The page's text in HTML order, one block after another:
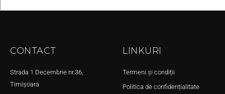
CONTACT
Strada 1 Decembrie nr.36,
Timișoara
LINKURI
Termeni și condiții
Politica de confidențialitate